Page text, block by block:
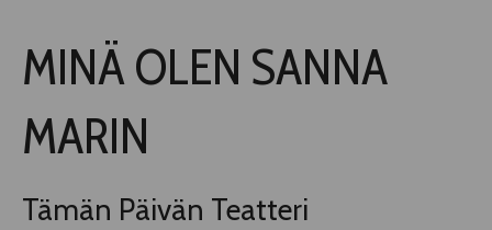
TAPAHTUMIEN YÖ
MUU OHJELMISTO
MINÄ OLEN SANNA
MARIN
Tämän Päivän Teatteri